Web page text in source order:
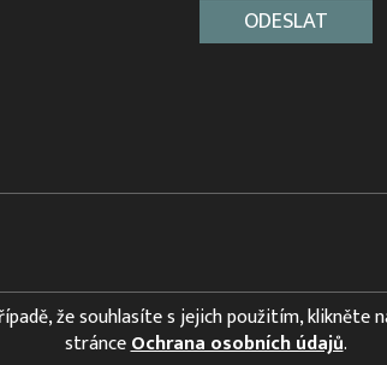
že souhlasíte s jejich použitím, klikněte
stránceOchrana osobních údajů.